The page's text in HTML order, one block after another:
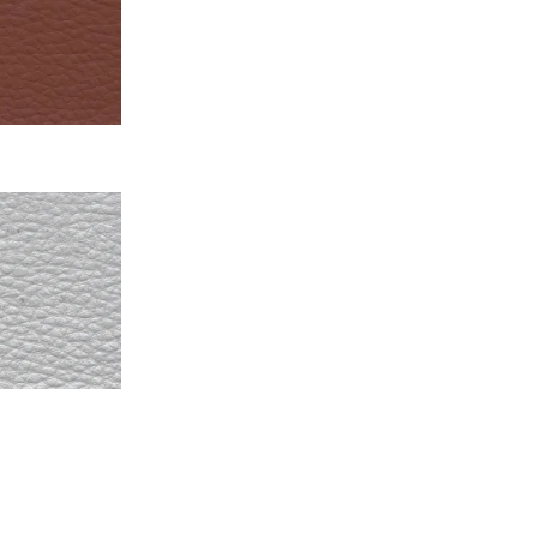
www.tbi.ua,
стильного